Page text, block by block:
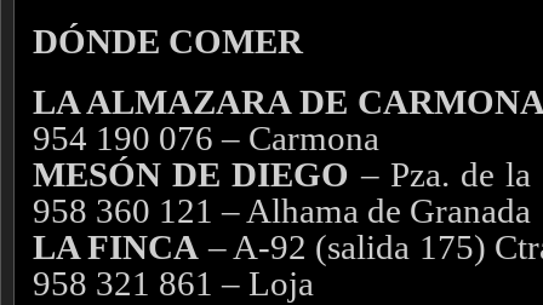
DÓNDE COMER
LA ALMAZARA DE
954 190 076 – Carmona
MESÓN DE DIEGO – Pza. de
958 360 121 – Alhama de Granada
LA FINCA – A-92 (salida 175)
958 321 861 – Loja